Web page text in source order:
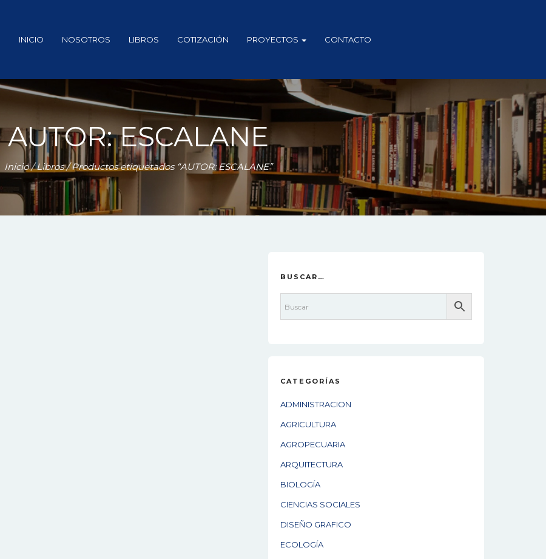
INICIO NOSOTROS LIBROS COTIZACIÓN PROYECTOS CONTACTO
AUTOR: ESCALANE
Inicio/Libros/ Productos etiquetados “AUTOR: ESCALANE”
BUSCAR…
CATEGORÍAS
ADMINISTRACION
AGRICULTURA
AGROPECUARIA
ARQUITECTURA
BIOLOGÍA
CIENCIAS SOCIALES
DISEÑO GRAFICO
ECOLOGÍA